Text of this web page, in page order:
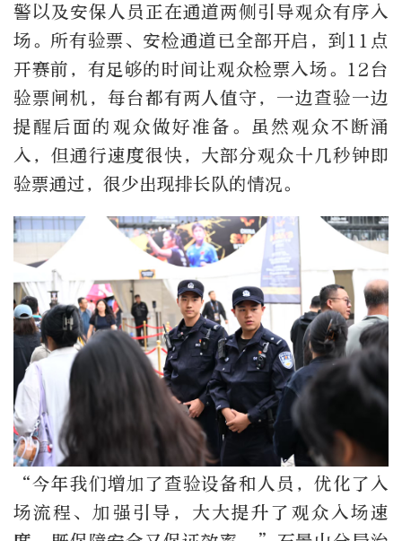
警以及安保人员正在通道两侧引导观众有序入
场。所有验票、安检通道已全部开启，到11点
开赛前，有足够的时间让观众检票入场。12台
验票闸机，每台都有两人值守，一边查验一边
提醒后面的观众做好准备。虽然观众不断涌
入，但通行速度很快，大部分观众十几秒钟即
验票通过，很少出现排长队的情况。
“今年我们增加了查验设备和人员，优化了入
场流程、加强引导，大大提升了观众入场速